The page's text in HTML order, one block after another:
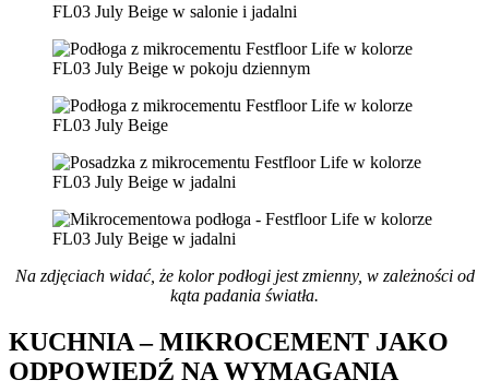
Na zdjęciach widać, że kolor podłogi jest zmienny, w zależności od
kąta padania światła.
KUCHNIA – MIKROCEMENT JAKO
ODPOWIEDŹ NA WYMAGANIA